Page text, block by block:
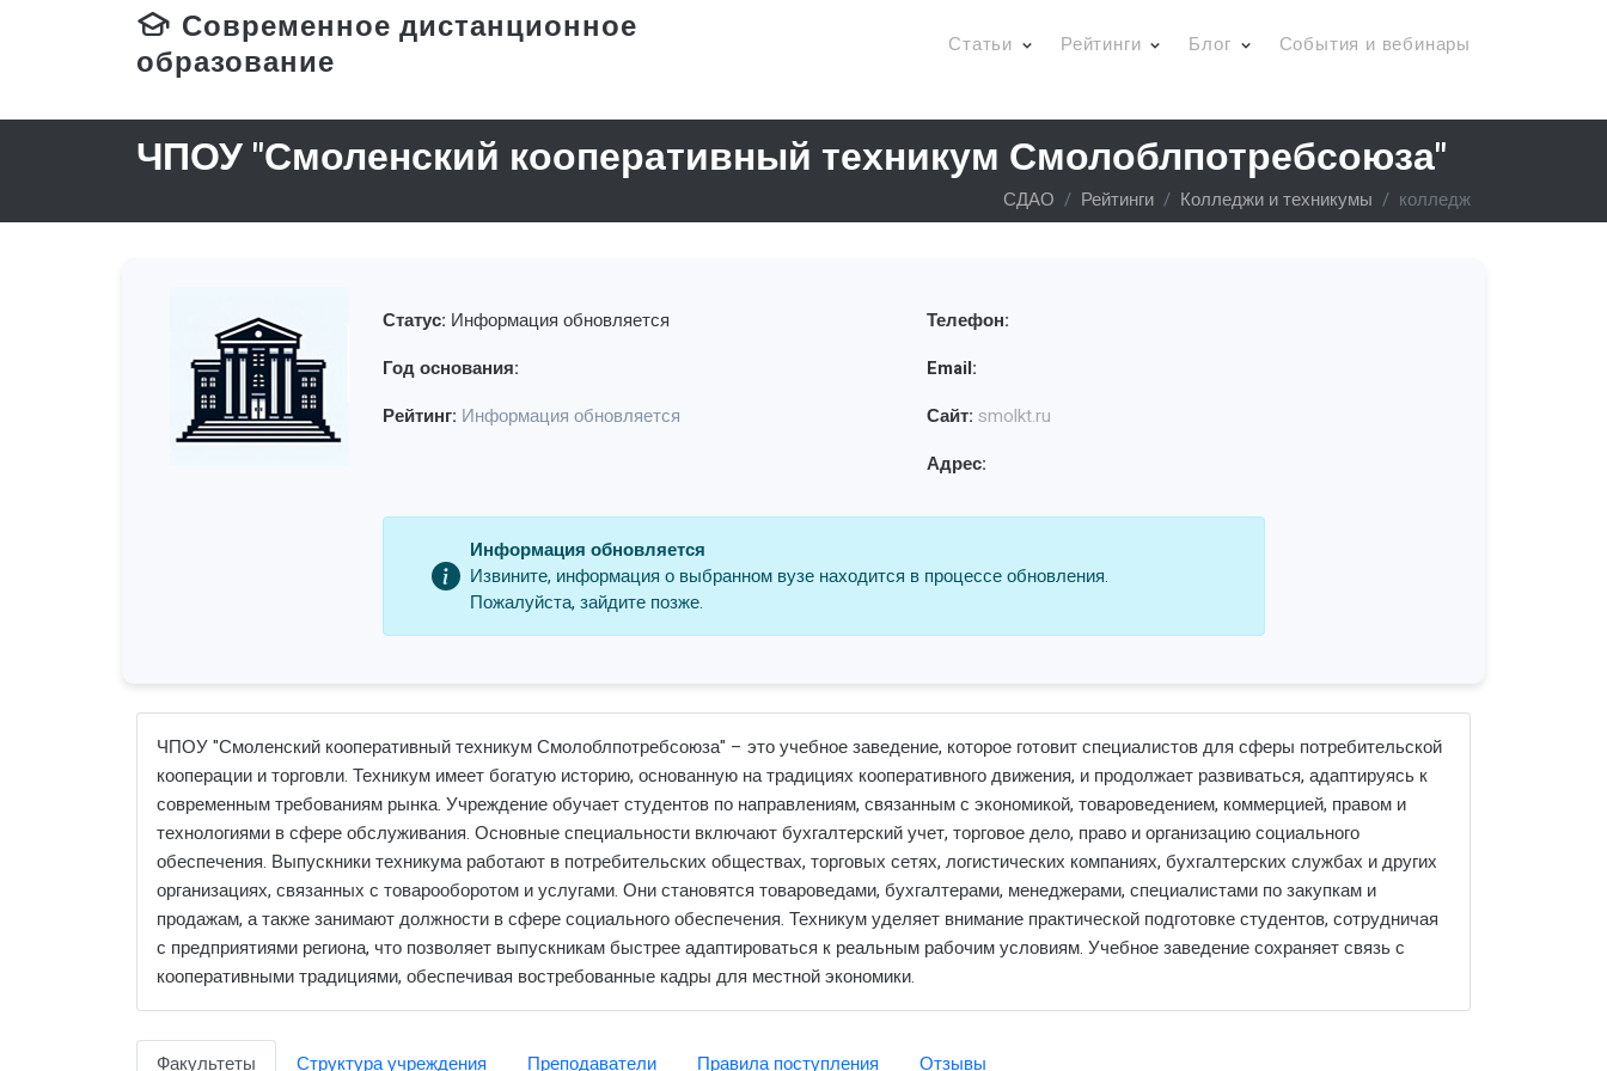
Современное дистанционное
образование
Статьи Рейтинги Блог События и вебинары
ЧПОУ "Смоленский кооперативный техникум Смолоблпотребсоюза"
СДАО Рейтинги Колледжи и техникумы колледж
Статус: Информация обновляется
Год основания:
Рейтинг: Информация обновляется
Телефон:
Email:
Сайт: smolkt.ru
Адрес:
Информация обновляется
Извините, информация о выбранном вузе находится в процессе обновления.
Пожалуйста, зайдите позже.
ЧПОУ "Смоленский кооперативный техникум Смолоблпотребсоюза" – это учебное заведение, которое готовит специалистов для сферы потребительской
кооперации и торговли. Техникум имеет богатую историю, основанную на традициях кооперативного движения, и продолжает развиваться, адаптируясь к
современным требованиям рынка. Учреждение обучает студентов по направлениям, связанным с экономикой, товароведением, коммерцией, правом и
технологиями в сфере обслуживания. Основные специальности включают бухгалтерский учет, торговое дело, право и организацию социального
обеспечения. Выпускники техникума работают в потребительских обществах, торговых сетях, логистических компаниях, бухгалтерских службах и других
организациях, связанных с товарооборотом и услугами. Они становятся товароведами, бухгалтерами, менеджерами, специалистами по закупкам и
продажам, а также занимают должности в сфере социального обеспечения. Техникум уделяет внимание практической подготовке студентов, сотрудничая
с предприятиями региона, что позволяет выпускникам быстрее адаптироваться к реальным рабочим условиям. Учебное заведение сохраняет связь с
кооперативными традициями, обеспечивая востребованные кадры для местной экономики.
Факультеты Структура учреждения Преподаватели Правила поступления Отзывы